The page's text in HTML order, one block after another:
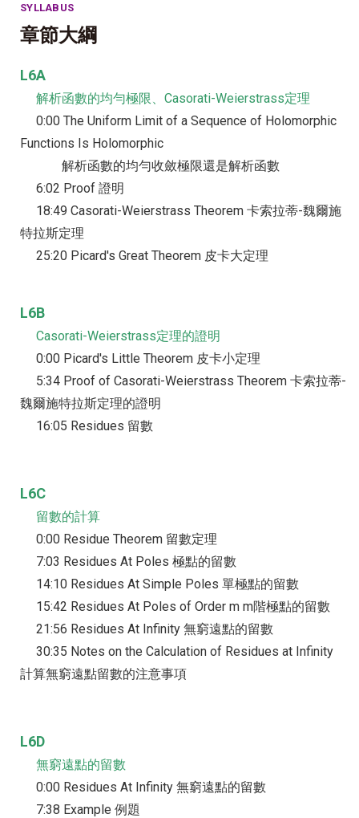
SYLLABUS
章節大綱
L6A
解析函數的均勻極限、Casorati-Weierstrass定理
0:00 The Uniform Limit of a Sequence of Holomorphic
Functions Is Holomorphic
解析函數的均勻收斂極限還是解析函數
6:02 Proof 證明
18:49 Casorati-Weierstrass Theorem 卡索拉蒂-魏爾施
特拉斯定理
25:20 Picard's Great Theorem 皮卡大定理
L6B
Casorati-Weierstrass定理的證明
0:00 Picard's Little Theorem 皮卡小定理
5:34 Proof of Casorati-Weierstrass Theorem 卡索拉蒂-
魏爾施特拉斯定理的證明
16:05 Residues 留數
L6C
留數的計算
0:00 Residue Theorem 留數定理
7:03 Residues At Poles 極點的留數
14:10 Residues At Simple Poles 單極點的留數
15:42 Residues At Poles of Order m m階極點的留數
21:56 Residues At Infinity 無窮遠點的留數
30:35 Notes on the Calculation of Residues at Infinity
計算無窮遠點留數的注意事項
L6D
無窮遠點的留數
0:00 Residues At Infinity 無窮遠點的留數
7:38 Example 例題